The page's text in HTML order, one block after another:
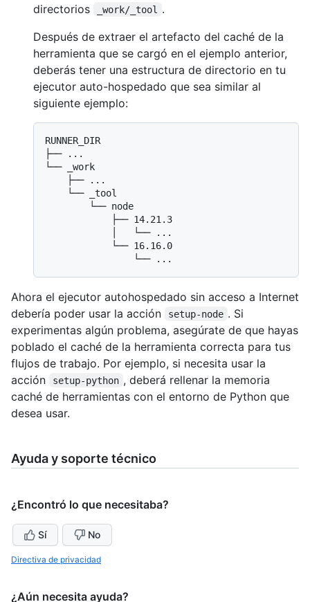
directorios
_work/_tool
.
Después de extraer el artefacto del caché de la
herramienta que se cargó en el ejemplo anterior,
deberás tener una estructura de directorio en tu
ejecutor auto-hospedado que sea similar al
siguiente ejemplo:
RUNNER_DIR
├── ...
└── _work
Ahora el ejecutor autohospedado sin acceso a Internet
debería poder usar la acción
setup-node . Si
experimentas algún problema, asegúrate de que hayas
poblado el caché de la herramienta correcta para tus
flujos de trabajo. Por ejemplo, si necesita usar la
acción
setup-python , deberá rellenar la memoria
caché de herramientas con el entorno de Python que
desea usar.
Ayuda y soporte técnico
¿Encontró lo que necesitaba?
Sí No
Directiva de privacidad
¿Aún necesita ayuda?